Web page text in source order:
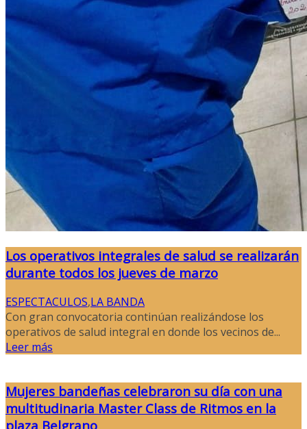
Los operativos integrales de salud se realizarán
durante todos los jueves de marzo
ESPECTACULOS,LA BANDA
Con gran convocatoria continúan realizándose los
operativos de salud integral en donde los vecinos de...
Leer más
Mujeres bandeñas celebraron su día con una
multitudinaria Master Class de Ritmos en la
plaza Belgrano